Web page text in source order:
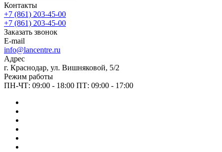
Контакты
+7 (861) 203-45-00
+7 (861) 203-45-00
Заказать звонок
E-mail
info@lancentre.ru
Адрес
г. Краснодар, ул. Вишняковой, 5/2
Режим работы
ПН-ЧТ: 09:00 - 18:00 ПТ: 09:00 - 17:00